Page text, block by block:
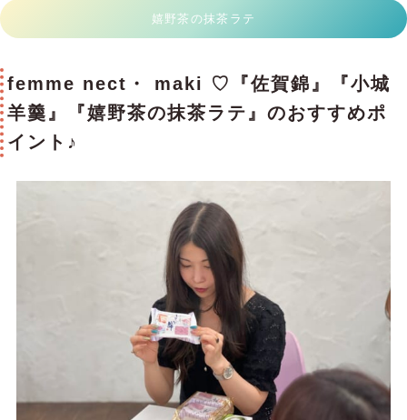
嬉野茶の抹茶ラテ
femme nect・ maki ♡『佐賀錦』『小城
羊羹』『嬉野茶の抹茶ラテ』のおすすめポ
イント♪